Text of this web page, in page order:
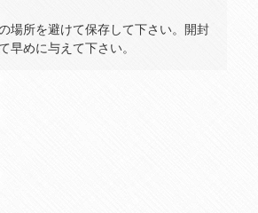
場所を避けて保存して下さい。開封
早めに与えて下さい。